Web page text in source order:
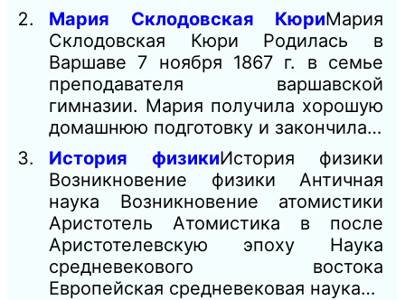
Мария Склодовская КюриМария
Склодовская Кюри Родилась в
Варшаве 7 ноября 1867 г. в семье
преподавателя варшавской
гимназии. Мария получила хорошую
домашнюю подготовку и закончила…
История физикиИстория физики
Возникновение физики Античная
наука Возникновение атомистики
Аристотель Атомистика в после
Аристотелевскую эпоху Наука
средневекового востока
Европейская средневековая наука…